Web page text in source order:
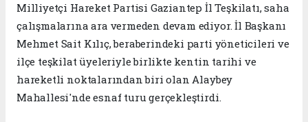
Milliyetçi Hareket Partisi Gaziantep İl Teşkilatı, saha
çalışmalarına ara vermeden devam ediyor. İl Başkanı
Mehmet Sait Kılıç, beraberindeki parti yöneticileri ve
ilçe teşkilat üyeleriyle birlikte kentin tarihi ve
hareketli noktalarından biri olan Alaybey
Mahallesi'nde esnaf turu gerçekleştirdi.